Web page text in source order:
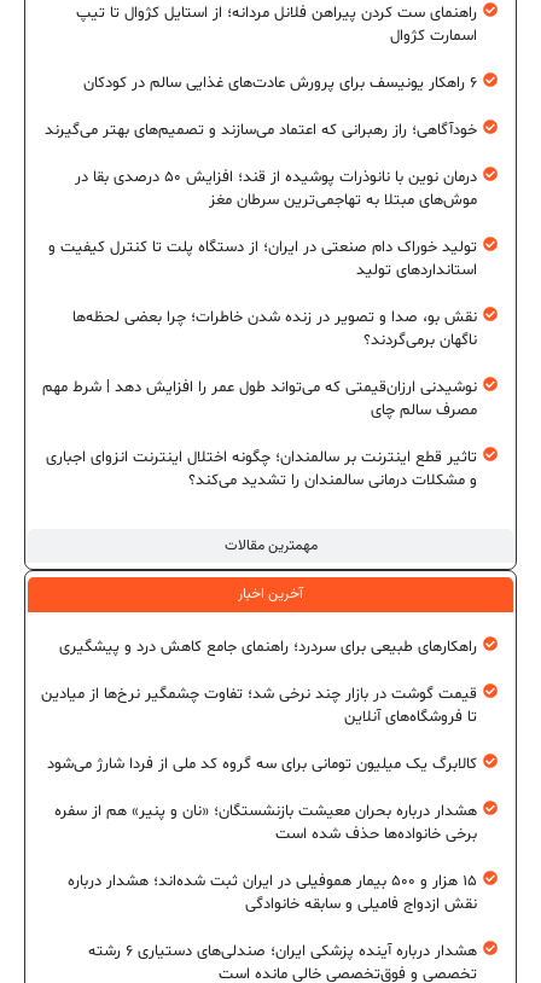
مهمترین مقالات
راهنمای ست کردن پیراهن فلانل مردانه؛ از استایل کژوال تا تیپ
اسمارت کژوال
۶ راهکار یونیسف برای پرورش عادت‌های غذایی سالم در کودکان
خودآگاهی؛ راز رهبرانی که اعتماد می‌سازند و تصمیم‌های بهتر می‌گیرند
درمان نوین با نانوذرات پوشیده از قند؛ افزایش ۵۰ درصدی بقا در
موش‌های مبتلا به تهاجمی‌ترین سرطان مغز
تولید خوراک دام صنعتی در ایران؛ از دستگاه پلت تا کنترل کیفیت و
استانداردهای تولید
نقش بو، صدا و تصویر در زنده شدن خاطرات؛ چرا بعضی لحظه‌ها
ناگهان برمی‌گردند؟
نوشیدنی ارزان‌قیمتی که می‌تواند طول عمر را افزایش دهد | شرط مهم
مصرف سالم چای
تاثیر قطع اینترنت بر سالمندان؛ چگونه اختلال اینترنت انزوای اجباری
و مشکلات درمانی سالمندان را تشدید می‌کند؟
آخرین اخبار
راهکارهای طبیعی برای سردرد؛ راهنمای جامع کاهش درد و پیشگیری
قیمت گوشت در بازار چند نرخی شد؛ تفاوت چشمگیر نرخ‌ها از میادین
تا فروشگاه‌های آنلاین
کالابرگ یک میلیون تومانی برای سه گروه کد ملی از فردا شارژ می‌شود
هشدار درباره بحران معیشت بازنشستگان؛ «نان و پنیر» هم از سفره
برخی خانواده‌ها حذف شده است
۱۵ هزار و ۵۰۰ بیمار هموفیلی در ایران ثبت شده‌اند؛ هشدار درباره
نقش ازدواج فامیلی و سابقه خانوادگی
هشدار درباره آینده پزشکی ایران؛ صندلی‌های دستیاری ۶ رشته
تخصصی و فوق‌تخصصی خالی مانده است